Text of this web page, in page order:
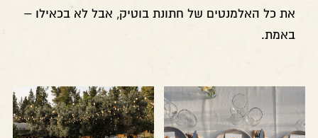
את כל האלמנטים של חתונת בוטיק, אבל לא בכאילו –
באמת.
לפתיחת
התמונה
לפתיחת
התמונה